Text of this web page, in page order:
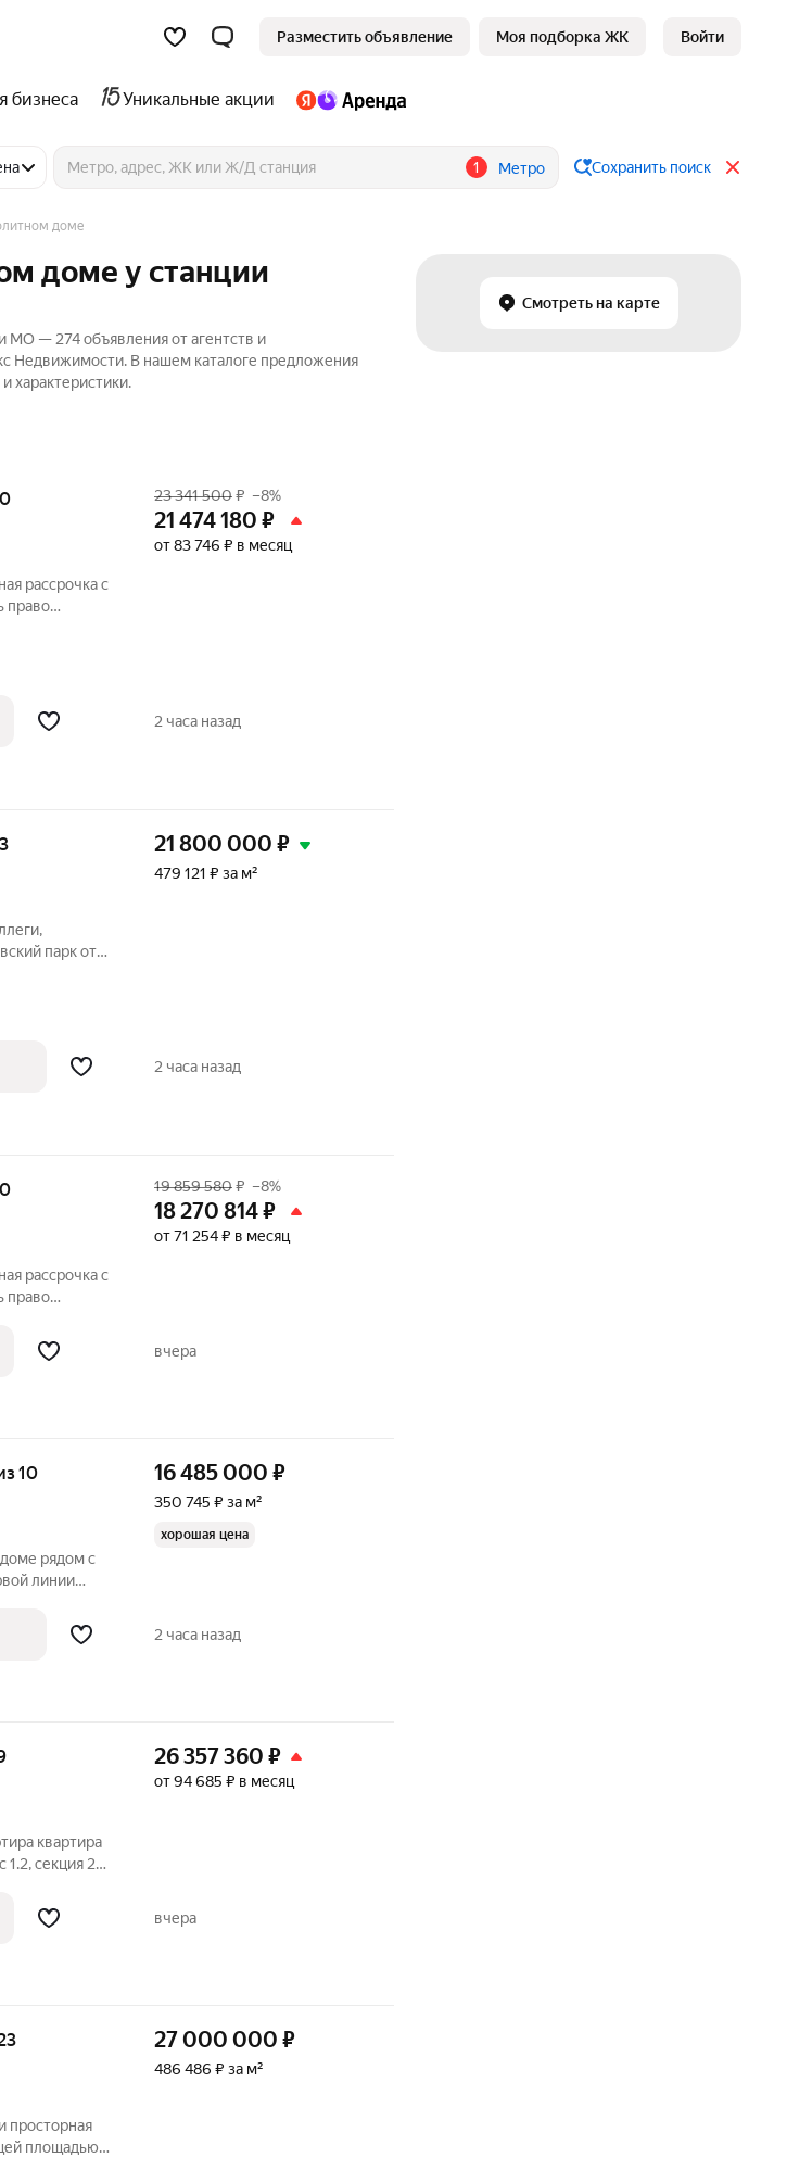
Разместить объявление Моя подборка ЖК Войти
бизнеса Уникальные акции
1 Метро Сохранить поиск
Смотреть на карте
доме
доме у станции
МО — 274 объявления от агентств и
Недвижимости. В нашем каталоге предложения
характеристики.
рассрочка с
право
объекта
23 341 500₽ –8%
21 474 180 ₽
от 83 746 ₽ в месяц
2 часа назад
парк от
21 800 000 ₽
479 121 ₽ за м²
2 часа назад
рассрочка с
право
объекта
19 859 580₽ –8%
18 270 814₽
от 71 254 ₽ в месяц
вчера
10
рядом с
линии
16 485 000 ₽
350 745 ₽ за м²
хорошая цена
2 часа назад
квартира
1.2, секция 2)
до МЦК
26 357 360 ₽
от 94 685 ₽ в месяц
вчера
просторная
площадью
27 000 000 ₽
486 486 ₽ за м²